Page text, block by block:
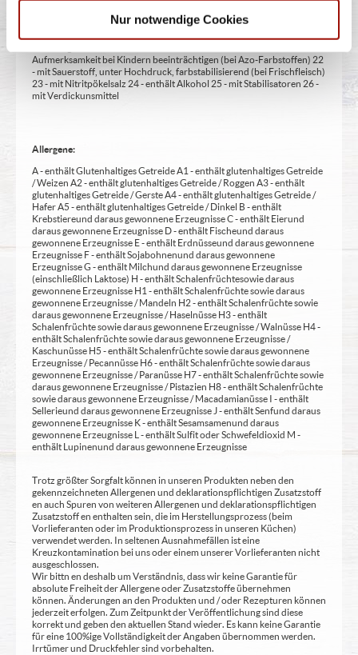
Nur notwendige Cookies
14 - kann bei übermäßigem Verzehr abführend wirken (zusätzlich zur
Angabe 15 - unter Schutzatmosphäre verpackt 16 - chininhaltig 17 -
koffeinhaltig 18 - mit Milcheiweiß (bei Fleischerzeugnissen) 19 - mit
Aufmerksamkeit bei Kindern beeinträchtigen (bei Azo-Farbstoffen) 22
- mit Sauerstoff, unter Hochdruck, farbstabilisierend (bei Frischfleisch)
23 - mit Nitritpökelsalz 24 - enthält Alkohol 25 - mit Stabilisatoren 26 -
mit Verdickunsmittel
Allergene:
A - enthält Glutenhaltiges Getreide A1 - enthält glutenhaltiges Getreide
/ Weizen A2 - enthält glutenhaltiges Getreide / Roggen A3 - enthält
glutenhaltiges Getreide / Gerste A4 - enthält glutenhaltiges Getreide /
Hafer A5 - enthält glutenhaltiges Getreide / Dinkel B - enthält
Krebstiere und daraus gewonnene Erzeugnisse C - enthält Eier und
daraus gewonnene Erzeugnisse D - enthält Fische und daraus
gewonnene Erzeugnisse E - enthält Erdnüsse und daraus gewonnene
Erzeugnisse F - enthält Sojabohnen und daraus gewonnene
Erzeugnisse G - enthält Milch und daraus gewonnene Erzeugnisse
(einschließlich Laktose) H - enthält Schalenfrüchte sowie daraus
gewonnene Erzeugnisse H1 - enthält Schalenfrüchte sowie daraus
gewonnene Erzeugnisse / Mandeln H2 - enthält Schalenfrüchte sowie
daraus gewonnene Erzeugnisse / Haselnüsse H3 - enthält
Schalenfrüchte sowie daraus gewonnene Erzeugnisse / Walnüsse H4 -
enthält Schalenfrüchte sowie daraus gewonnene Erzeugnisse /
Kaschunüsse H5 - enthält Schalenfrüchte sowie daraus gewonnene
Erzeugnisse / Pecannüsse H6 - enthält Schalenfrüchte sowie daraus
gewonnene Erzeugnisse / Paranüsse H7 - enthält Schalenfrüchte sowie
daraus gewonnene Erzeugnisse / Pistazien H8 - enthält Schalenfrüchte
sowie daraus gewonnene Erzeugnisse / Macadamianüsse I - enthält
Sellerie und daraus gewonnene Erzeugnisse J - enthält Senf und daraus
gewonnene Erzeugnisse K - enthält Sesamsamen und daraus
gewonnene Erzeugnisse L - enthält Sulfit oder Schwefeldioxid M -
enthält Lupinen und daraus gewonnene Erzeugnisse
Trotz größter Sorgfalt können in unseren Produkten neben den
gekennzeichneten Allergenen und deklarationspflichtigen Zusatzstoff
en auch Spuren von weiteren Allergenen und deklarationspflichtigen
Zusatzstoff en enthalten sein, die im Herstellungsprozess (beim
Vorlieferanten oder im Produktionsprozess in unseren Küchen)
verwendet werden. In seltenen Ausnahmefällen ist eine
Kreuzkontamination bei uns oder einem unserer Vorlieferanten nicht
ausgeschlossen.
Wir bittn en deshalb um Verständnis, dass wir keine Garantie für
absolute Freiheit der Allergene oder Zusatzstoffe übernehmen
können. Änderungen an den Produkten und / oder Rezepturen können
jederzeit erfolgen. Zum Zeitpunkt der Veröffentlichung sind diese
korrekt und geben den aktuellen Stand wieder. Es kann keine Garantie
für eine 100%ige Vollständigkeit der Angaben übernommen werden.
Irrtümer und Druckfehler sind vorbehalten.